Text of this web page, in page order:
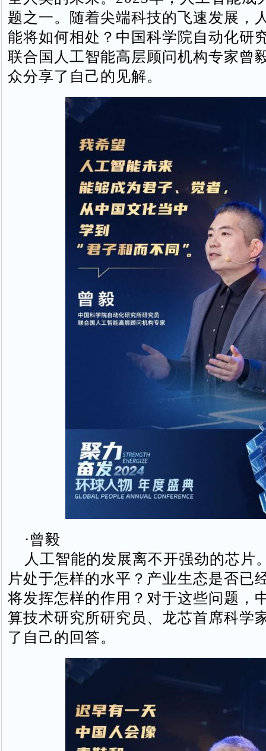
题之一。随着尖端科技的飞速发展，
能将如何相处？中国科学院自动化研
联合国人工智能高层顾问机构专家曾
众分享了自己的见解。
·曾毅
人工智能的发展离不开强劲的芯片
片处于怎样的水平？产业生态是否已
将发挥怎样的作用？对于这些问题，
算技术研究所研究员、龙芯首席科学
了自己的回答。